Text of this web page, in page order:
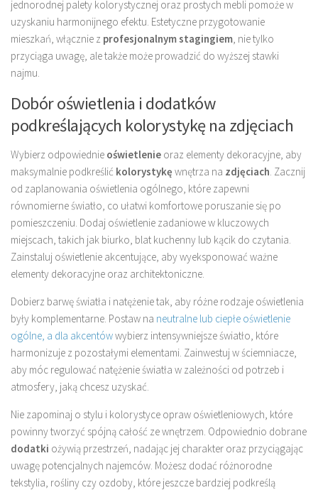
jednorodnej palety kolorystycznej oraz prostych mebli pomoże w
uzyskaniu harmonijnego efektu. Estetyczne przygotowanie
mieszkań, włącznie z profesjonalnym stagingiem , nie tylko
przyciąga uwagę, ale także może prowadzić do wyższej stawki
najmu.
Dobór oświetlenia i dodatków
podkreślających kolorystykę na zdjęciach
Wybierz odpowiednie oświetlenie oraz elementy dekoracyjne, aby
maksymalnie podkreślić kolorystykę wnętrza na zdjęciach . Zacznij
od zaplanowania oświetlenia ogólnego, które zapewni
równomierne światło, co ułatwi komfortowe poruszanie się po
pomieszczeniu. Dodaj oświetlenie zadaniowe w kluczowych
miejscach, takich jak biurko, blat kuchenny lub kącik do czytania.
Zainstaluj oświetlenie akcentujące, aby wyeksponować ważne
elementy dekoracyjne oraz architektoniczne.
Dobierz barwę światła i natężenie tak, aby różne rodzaje oświetlenia
były komplementarne. Postaw na neutralne lub ciepłe oświetlenie
ogólne, a dla akcentówwybierz intensywniejsze światło, które
harmonizuje z pozostałymi elementami. Zainwestuj w ściemniacze,
aby móc regulować natężenie światła w zależności od potrzeb i
atmosfery, jaką chcesz uzyskać.
Nie zapominaj o stylu i kolorystyce opraw oświetleniowych, które
powinny tworzyć spójną całość ze wnętrzem. Odpowiednio dobrane
dodatki ożywią przestrzeń, nadając jej charakter oraz przyciągając
uwagę potencjalnych najemców. Możesz dodać różnorodne
tekstylia, rośliny czy ozdoby, które jeszcze bardziej podkreślą